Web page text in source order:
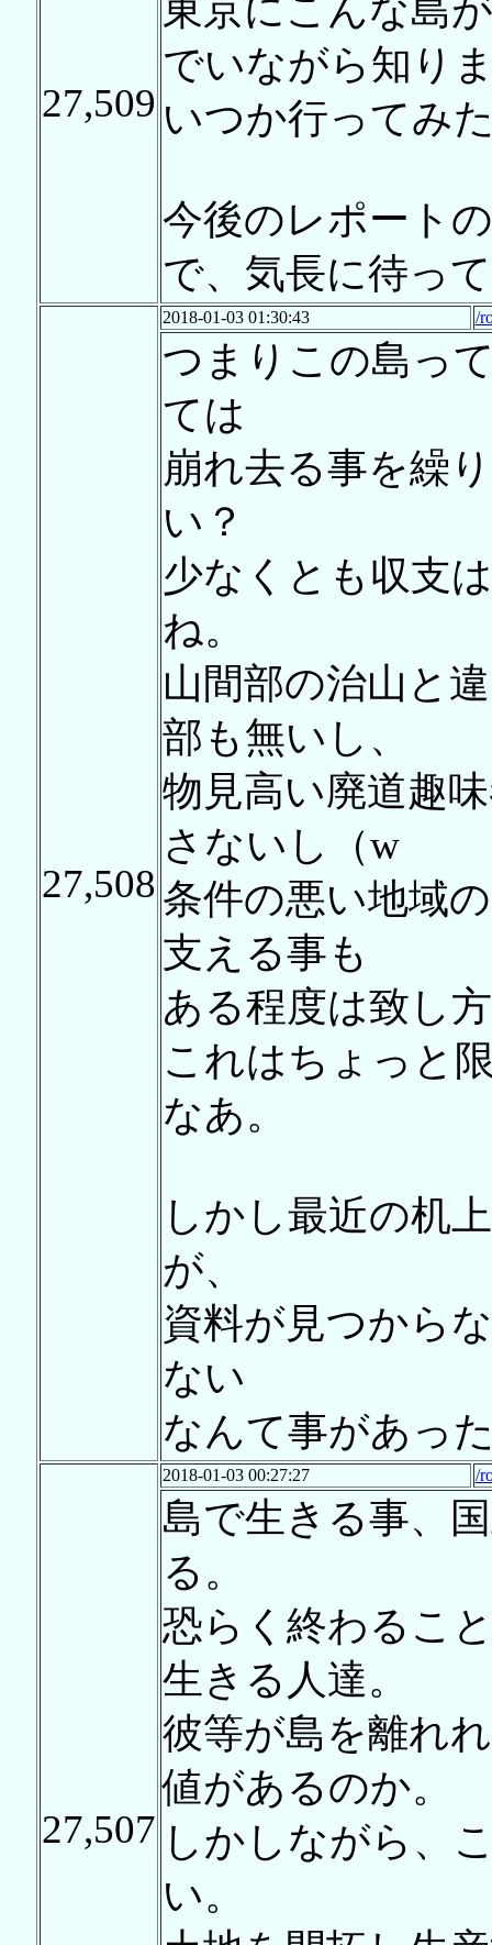
27,509
東京にこんな島
でいながら知り
いつか行ってみ
今後のレポート
で、気長に待っ
27,508
2018-01-03 01:30:43 /
つまりこの島っ
ては
崩れ去る事を繰
い？
少なくとも収支
ね。
山間部の治山と
部も無いし、
物見高い廃道趣
さないし（w
条件の悪い地域
支える事も
ある程度は致し
これはちょっと
なあ。
しかし最近の机
が、
資料が見つから
ない
なんて事があっ
27,507
2018-01-03 00:27:27 /
島で生きる事、
る。
恐らく終わるこ
生きる人達。
彼等が島を離れ
値があるのか。
しかしながら、
い。